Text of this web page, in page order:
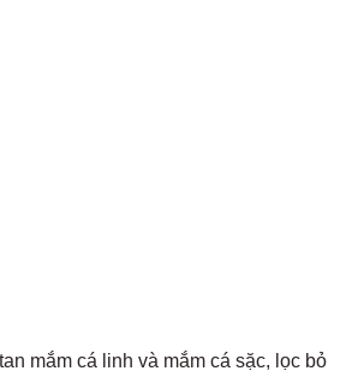
mắm cá linh và mắm cá sặc, lọc bỏ